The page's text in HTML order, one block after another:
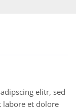
elitr, sed
et dolore